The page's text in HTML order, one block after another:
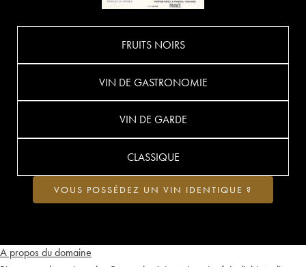
A propos du domaine
FRUITS NOIRS
VIN DE GASTRONOMIE
VIN DE GARDE
CLASSIQUE
VOUS POSSÉDEZ UN VIN IDENTIQUE ?